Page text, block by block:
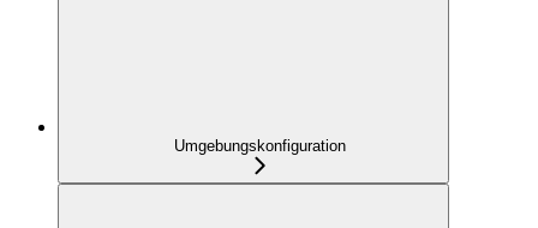
Umgebungskonfiguration